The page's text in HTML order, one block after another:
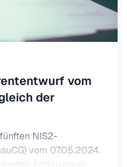
vom
der
NIS2-
vom 07.05.2024.
Änderungen